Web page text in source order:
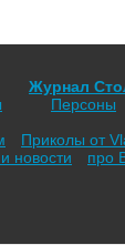
Журнал
Персоны
Приколы от
новости
про